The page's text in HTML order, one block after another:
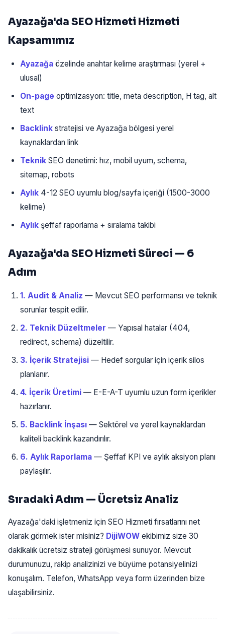
Ayazağa'da SEO Hizmeti Hizmeti
Kapsamımız
Ayazağa özelinde anahtar kelime araştırması (yerel +
ulusal)
On-page optimizasyon: title, meta description, H tag, alt
text
Backlink stratejisi ve Ayazağa bölgesi yerel
kaynaklardan link
Teknik SEO denetimi: hız, mobil uyum, schema,
sitemap, robots
Aylık 4-12 SEO uyumlu blog/sayfa içeriği (1500-3000
kelime)
Aylık şeffaf raporlama + sıralama takibi
Ayazağa'da SEO Hizmeti Süreci — 6
Adım
1. Audit & Analiz — Mevcut SEO performansı ve teknik
sorunlar tespit edilir.
2. Teknik Düzeltmeler — Yapısal hatalar (404,
redirect, schema) düzeltilir.
3. İçerik Stratejisi — Hedef sorgular için içerik silos
planlanır.
4. İçerik Üretimi — E-E-A-T uyumlu uzun form içerikler
hazırlanır.
5. Backlink İnşası — Sektörel ve yerel kaynaklardan
kaliteli backlink kazandırılır.
6. Aylık Raporlama — Şeffaf KPI ve aylık aksiyon planı
paylaşılır.
Sıradaki Adım — Ücretsiz Analiz
Ayazağa'daki işletmeniz için SEO Hizmeti fırsatlarını net
olarak görmek ister misiniz? DijiWOW ekibimiz size 30
dakikalık ücretsiz strateji görüşmesi sunuyor. Mevcut
durumunuzu, rakip analizinizi ve büyüme potansiyelinizi
konuşalım. Telefon, WhatsApp veya form üzerinden bize
ulaşabilirsiniz.